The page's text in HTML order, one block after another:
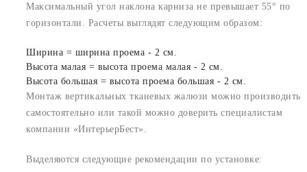
Максимальный угол наклона карниза не превышает 55° по
горизонтали. Расчеты выглядят следующим образом:
Ширина = ширина проема - 2 см.
Высота малая = высота проема малая - 2 см.
Высота большая = высота проема большая - 2 см.
Монтаж вертикальных тканевых жалюзи можно производить
самостоятельно или такой можно доверить специалистам
компании «ИнтерьерБест».
Выделяются следующие рекомендации по установке: